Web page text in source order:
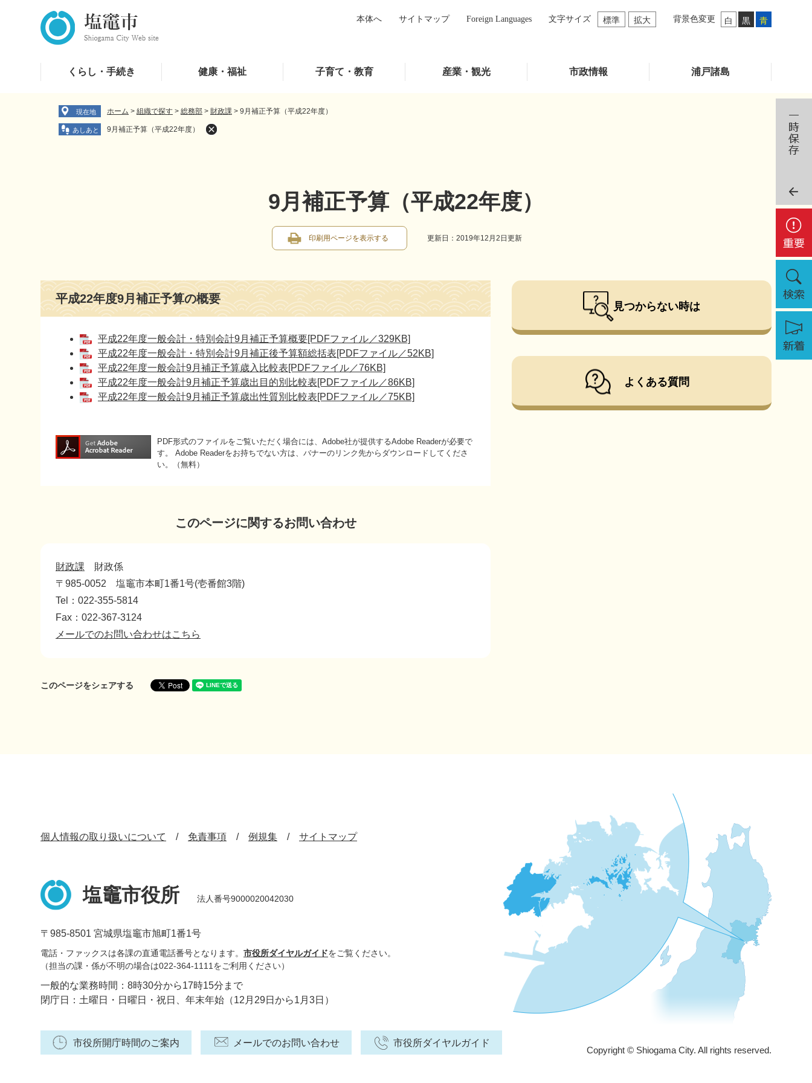
本体へ サイトマップ Foreign Languages 文字サイズ 標準 拡大 背景色変更 白 黒 青
くらし・手続き 健康・福祉 子育て・教育 産業・観光 市政情報 浦戸諸島
現在地 ホーム > 組織で探す > 総務部 > 財政課 > 9月補正予算（平成22年度）
9月補正予算（平成22年度）
9月補正予算（平成22年度）
印刷用ページを表示する 更新日：2019年12月2日更新
本
文 平成22年度9月補正予算の概要
平成22年度一般会計・特別会計9月補正予算概要[PDFファイル／329KB]
平成22年度一般会計・特別会計9月補正後予算額総括表[PDFファイル／52KB]
平成22年度一般会計9月補正予算歳入比較表[PDFファイル／76KB]
平成22年度一般会計9月補正予算歳出目的別比較表[PDFファイル／86KB]
平成22年度一般会計9月補正予算歳出性質別比較表[PDFファイル／75KB]
PDF形式のファイルをご覧いただく場合には、Adobe社が提供するAdobe Readerが必要で
す。
Adobe Readerをお持ちでない方は、バナーのリンク先からダウンロードしてくださ
い。（無料）
このページに関するお問い合わせ
財政課
財政係
〒985-0052
塩竈市本町1番1号(壱番館3階)
Tel：022-355-5814
Fax：022-367-3124
メールでのお問い合わせはこちら
このページをシェアする
見つからない時は
よくある質問
個人情報の取り扱いについて 免責事項 例規集 サイトマップ
塩竈市役所 法人番号9000020042030
〒985-8501 宮城県塩竈市旭町1番1号
電話・ファックスは各課の直通電話番号となります。 市役所ダイヤルガイドをご覧ください。
（担当の課・係が不明の場合は022-364-1111をご利用ください）
一般的な業務時間：8時30分から17時15分まで
閉庁日：土曜日・日曜日・祝日、年末年始（12月29日から1月3日）
市役所開庁時間のご案内 メールでのお問い合わせ 市役所ダイヤルガイド
Copyright © Shiogama City. All rights reserved.